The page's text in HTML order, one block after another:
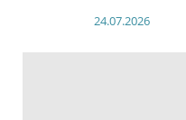
24.07.2026